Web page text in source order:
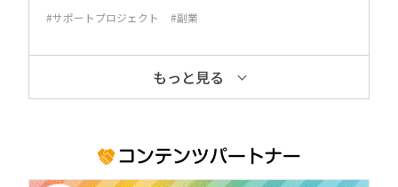
#サポートプロジェクト
#副業
もっと見る